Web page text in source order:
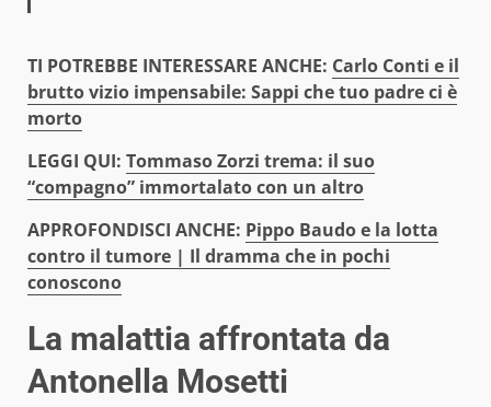
TI POTREBBE INTERESSARE ANCHE: Carlo Conti e il
brutto vizio impensabile: Sappi che tuo padre ci è
morto
LEGGI QUI: Tommaso Zorzi trema: il suo
“compagno” immortalato con un altro
APPROFONDISCI ANCHE: Pippo Baudo e la lotta
contro il tumore | Il dramma che in pochi
conoscono
La malattia affrontata da
Antonella Mosetti